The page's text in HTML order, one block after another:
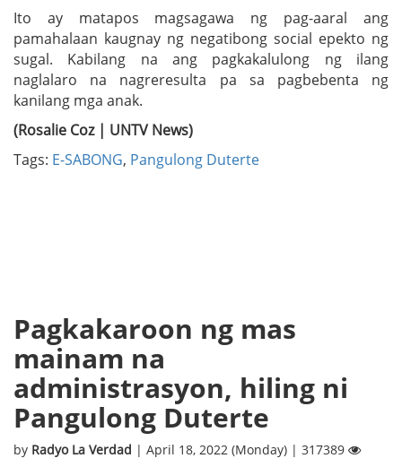
Ito ay matapos magsagawa ng pag-aaral ang
pamahalaan kaugnay ng negatibong social epekto ng
sugal. Kabilang na ang pagkakalulong ng ilang
naglalaro na nagreresulta pa sa pagbebenta ng
kanilang mga anak.
(Rosalie Coz | UNTV News)
Tags: E-SABONG, Pangulong Duterte
Pagkakaroon ng mas
mainam na
administrasyon, hiling ni
Pangulong Duterte
by Radyo La Verdad | April 18, 2022 (Monday) | 317389